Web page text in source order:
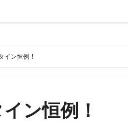
イン恒例！
ン恒例！